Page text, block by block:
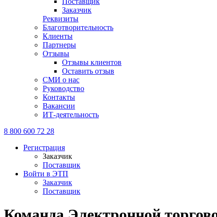
Заказчик
Реквизиты
Благотворительность
Клиенты
Партнеры
Отзывы
Отзывы клиентов
Оставить отзыв
СМИ о нас
Руководство
Контакты
Вакансии
ИТ-деятельность
8 800 600 72 28
Регистрация
Заказчик
Поставщик
Войти в ЭТП
Заказчик
Поставщик